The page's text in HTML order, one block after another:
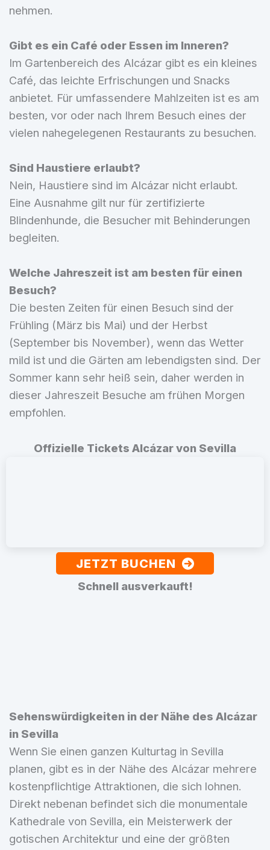
nehmen.
Gibt es ein Café oder Essen im Inneren?
Im Gartenbereich des Alcázar gibt es ein kleines
Café, das leichte Erfrischungen und Snacks
anbietet. Für umfassendere Mahlzeiten ist es am
besten, vor oder nach Ihrem Besuch eines der
vielen nahegelegenen Restaurants zu besuchen.
Sind Haustiere erlaubt?
Nein, Haustiere sind im Alcázar nicht erlaubt.
Eine Ausnahme gilt nur für zertifizierte
Blindenhunde, die Besucher mit Behinderungen
begleiten.
Welche Jahreszeit ist am besten für einen
Besuch?
Die besten Zeiten für einen Besuch sind der
Frühling (März bis Mai) und der Herbst
(September bis November), wenn das Wetter
mild ist und die Gärten am lebendigsten sind. Der
Sommer kann sehr heiß sein, daher werden in
dieser Jahreszeit Besuche am frühen Morgen
empfohlen.
Offizielle Tickets Alcázar von Sevilla
JETZT BUCHEN
Schnell ausverkauft!
Sehenswürdigkeiten in der Nähe des Alcázar
in Sevilla
Wenn Sie einen ganzen Kulturtag in Sevilla
planen, gibt es in der Nähe des Alcázar mehrere
kostenpflichtige Attraktionen, die sich lohnen.
Direkt nebenan befindet sich die monumentale
Kathedrale von Sevilla, ein Meisterwerk der
gotischen Architektur und eine der größten